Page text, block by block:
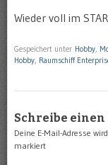
Wieder voll im
Gespeichert unter Hobby,
Hobby, Raumschiff
Schreibe
Deine E-Mail-Adresse
markiert